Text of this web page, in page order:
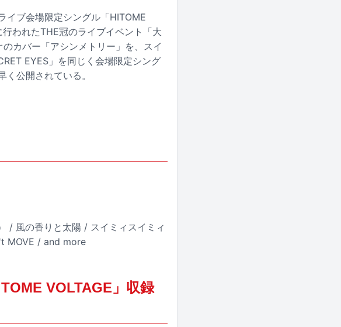
イブ会場限定シングル「HITOME
われたTHE冠のライブイベント「大
カバー「アシンメトリー」を、スイ
EYES」を同じく会場限定シング
公開されている。
/ 風の香りと太陽 / スイミィスイミィ
MOVE / and more
VOLTAGE」収録